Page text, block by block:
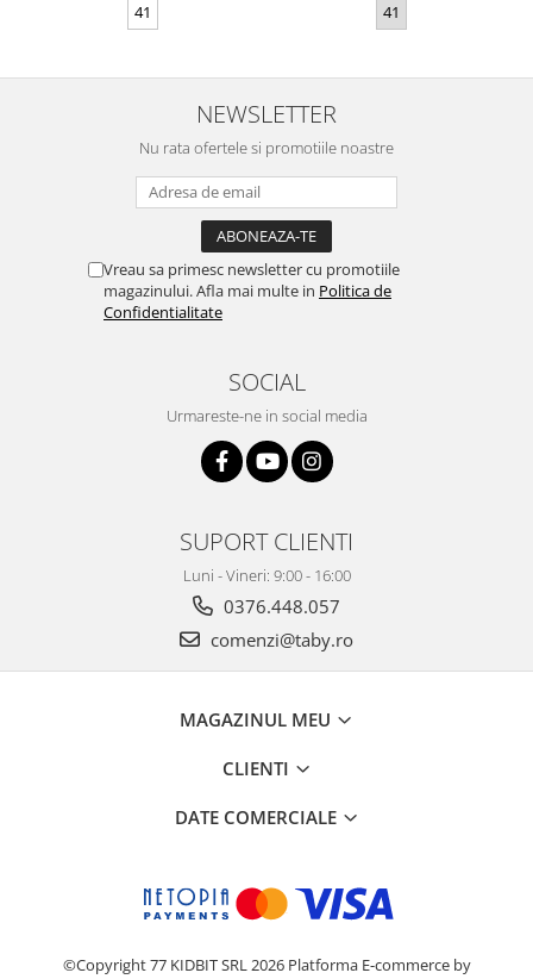
41
41
NEWSLETTER
Nu rata ofertele si promotiile noastre
Vreau sa primesc newsletter cu promotiile
magazinului. Afla mai multe in Politica de
Confidentialitate
SOCIAL
Urmareste-ne in social media
SUPORT CLIENTI
Luni - Vineri: 9:00 - 16:00
0376.448.057
comenzi@taby.ro
MAGAZINUL MEU
CLIENTI
DATE COMERCIALE
©Copyright 77 KIDBIT SRL 2026 Platforma E-commerce by